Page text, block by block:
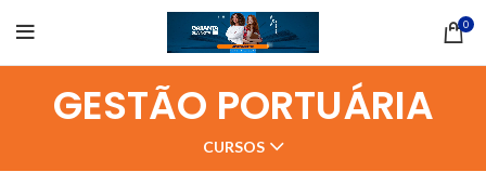
0
GESTÃO PORTUÁRIA
CURSOS